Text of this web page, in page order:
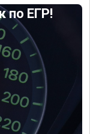
по ЕГР!